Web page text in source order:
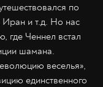
по
Иран и т.д. Но нас
где Ченнел встал
шамана.
веселья»,
единственного